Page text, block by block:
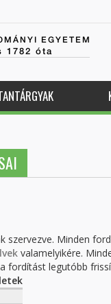
EGYETEM
1782 óta
Minden
valamelyikére.
fordítást legutóbb